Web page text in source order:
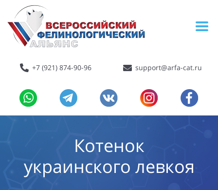
+7 (921) 874-90-96 support@arfa-cat.ru
Котенок
украинского левкоя